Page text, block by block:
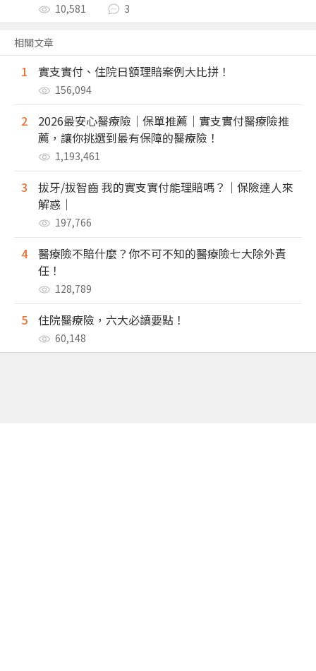
10,581 3
相關文章
1 實支實付、住院日額理賠案例大比拼！
156,094
2
2026最安心醫療險｜保單推薦｜實支實付醫療險推
薦，讓你挑選到最有保障的醫療險！
1,193,461
3
拔牙/拔智齒 我的實支實付能理賠嗎？｜保險達人來
解惑｜
197,766
4
醫療險不賠什麼？你不可不知的醫療險七大除外責
任！
128,789
5 住院醫療險，六大必讀要點！
60,148